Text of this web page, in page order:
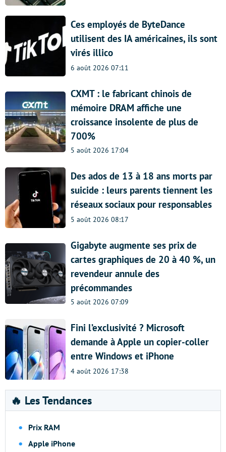
Ces employés de ByteDance
utilisent des IA américaines, ils sont
virés illico
6 août 2026 07:11
CXMT : le fabricant chinois de
mémoire DRAM affiche une
croissance insolente de plus de
700%
5 août 2026 17:04
Des ados de 13 à 18 ans morts par
suicide : leurs parents tiennent les
réseaux sociaux pour responsables
5 août 2026 08:17
Gigabyte augmente ses prix de
cartes graphiques de 20 à 40 %, un
revendeur annule des
précommandes
5 août 2026 07:09
Fini l’exclusivité ? Microsoft
demande à Apple un copier-coller
entre Windows et iPhone
4 août 2026 17:38
🔥 Les Tendances
Prix RAM
Apple iPhone